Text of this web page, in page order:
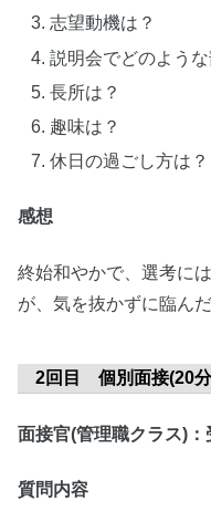
志望動機は？
説明会でどのよう
長所は？
趣味は？
休日の過ごし方は？
感想
終始和やかで、選考に
が、気を抜かずに臨ん
2回目 個別面接(20
面接官(管理職クラス)：
質問内容